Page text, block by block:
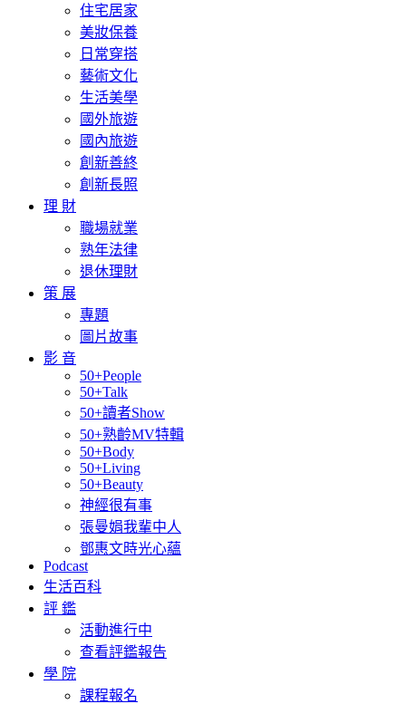
住宅居家
美妝保養
日常穿搭
藝術文化
生活美學
國外旅遊
國內旅遊
創新善終
創新長照
理 財
職場就業
熟年法律
退休理財
策 展
專題
圖片故事
影 音
50+People
50+Talk
50+讀者Show
50+熟齡MV特輯
50+Body
50+Living
50+Beauty
神經很有事
張曼娟我輩中人
鄧惠文時光心蘊
Podcast
生活百科
評 鑑
活動進行中
查看評鑑報告
學 院
課程報名